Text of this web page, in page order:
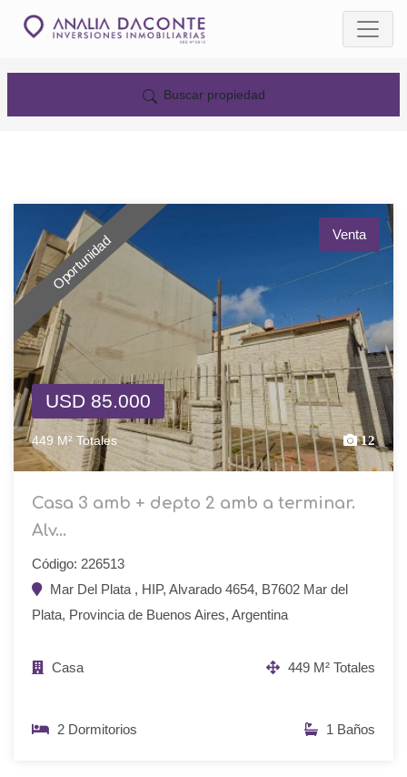
Buscar propiedad
Oportunidad Venta
USD 85.000
449 M² Totales 12
Casa 3 amb + depto 2 amb a terminar.
Alv...
Código: 226513
Mar Del Plata , HIP, Alvarado 4654, B7602 Mar del
Plata, Provincia de Buenos Aires, Argentina
Casa 449 M² Totales
2 Dormitorios 1 Baños